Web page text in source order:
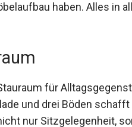
haben. Alles in
für
und drei Böden
nur Sitzgelegenheit,